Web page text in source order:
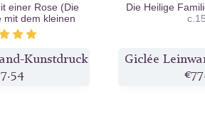
einer Rose (Die
mit dem kleinen
c.1520
Kunstdruck
Die Heilige
Giclée